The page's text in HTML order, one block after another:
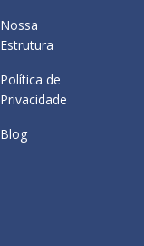
Nossa
Estrutura
Política de
Privacidade
Blog